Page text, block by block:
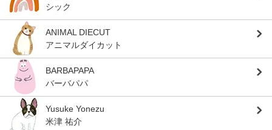
シック
ANIMAL DIECUT
アニマルダイカット
BARBAPAPA
バーバパパ
Yusuke Yonezu
米津 祐介